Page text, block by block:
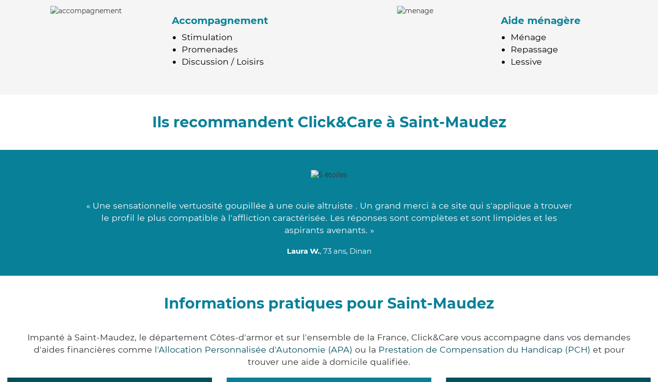
Accompagnement
Stimulation
Promenades
Discussion / Loisirs
Aide ménagère
Ménage
Repassage
Lessive
Ils recommandent Click&Care à Saint-Maudez
« Une sensationnelle vertuosité goupillée à une ouïe altruiste . Un grand merci à ce site qui s'applique à trouver
le profil le plus compatible à l'affliction caractérisée. Les réponses sont complètes et sont limpides et les
aspirants avenants. »
Laura W., 73 ans, Dinan
Informations pratiques pour Saint-Maudez
Impanté à Saint-Maudez, le département Côtes-d'armor et sur l'ensemble de la France, Click&Care vous accompagne dans vos demandes
d'aides financières comme l'Allocation Personnalisée d'Autonomie (APA) ou la Prestation de Compensation du Handicap (PCH) et pour
trouver une aide à domicile qualifiée.